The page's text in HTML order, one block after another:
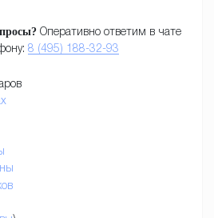
Оперативно ответим в чате
8 (495) 188-32-93